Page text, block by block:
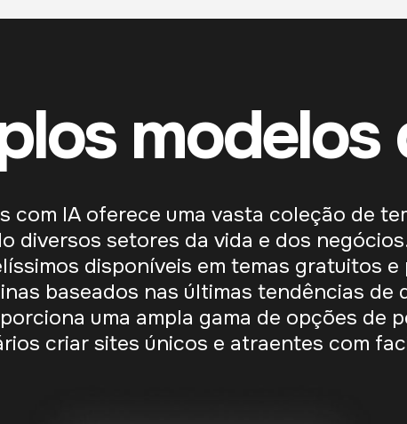
modelos
com IA oferece uma vasta coleção de
diversos setores da vida e dos
disponíveis em temas gratuitos e
baseados nas últimas tendências de
uma ampla gama de opções de
criar sites únicos e atraentes com